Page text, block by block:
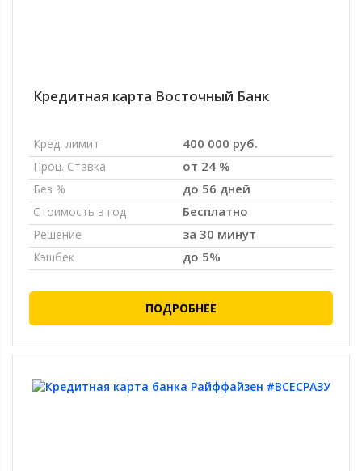
Кредитная карта Восточный Банк
Кред. лимит 400 000 руб.
Проц. Ставка от 24 %
Без % до 56 дней
Стоимость в год Бесплатно
Решение за 30 минут
Кэшбек до 5%
ПОДРОБНЕЕ